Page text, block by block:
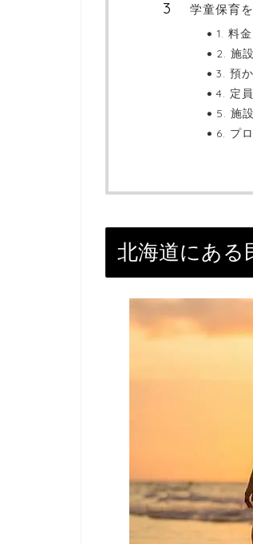
学童保育
1. 料金
2. 施
3. 預
4. 定
5. 施
6. プ
北海道にある